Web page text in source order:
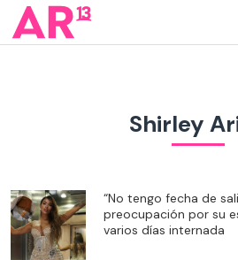
Shirley
“No tengo fecha de
preocupación por su
varios días internada